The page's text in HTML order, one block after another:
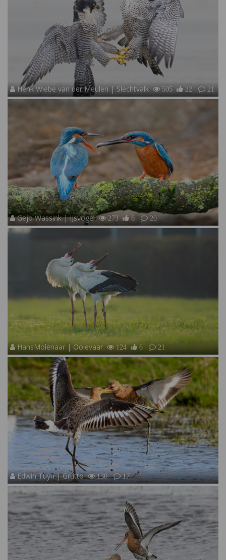
Henk Wiebe van der Meulen | Slechtvalk 505 22 21
Gejo Wassink | IJsvogel 273 6 20
HansMolenaar | Ooievaar 124 6 21
Edwin Tuyn | Grutto 130 17